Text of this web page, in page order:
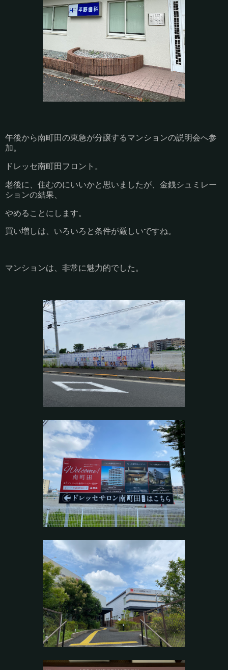
午後から南町田の東急が分譲するマンションの説明会へ参
加。
ドレッセ南町田フロント。
老後に、住むのにいいかと思いましたが、金銭シュミレー
ションの結果、
やめることにします。
買い増しは、いろいろと条件が厳しいですね。
マンションは、非常に魅力的でした。